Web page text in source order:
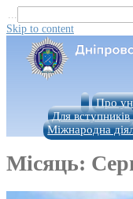
...
Skip to content
Про
Для вступників
Міжнародна
Місяць: